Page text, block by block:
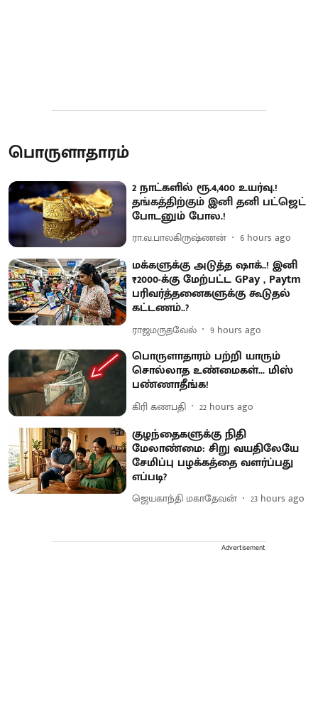
பொருளாதாரம்
2 நாட்களில் ரூ.4,400 உயர்வு.!
தங்கத்திற்கும் இனி தனி பட்ஜெட்
போடனும் போல.!
ரா.வ.பாலகிருஷ்ணன் 6 hours ago
மக்களுக்கு அடுத்த ஷாக்..! இனி
₹2000-க்கு மேற்பட்ட GPay , Paytm
பரிவர்த்தனைகளுக்கு கூடுதல்
கட்டணம்..?
ராஜமருதவேல் 9 hours ago
பொருளாதாரம் பற்றி யாரும்
சொல்லாத உண்மைகள்... மிஸ்
பண்ணாதீங்க!
கிரி கணபதி 22 hours ago
குழந்தைகளுக்கு நிதி
மேலாண்மை: சிறு வயதிலேயே
சேமிப்பு பழக்கத்தை வளர்ப்பது
எப்படி?
ஜெயகாந்தி மகாதேவன் 23 hours ago
Advertisement